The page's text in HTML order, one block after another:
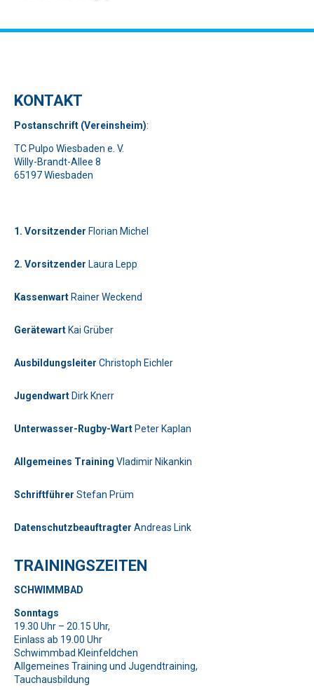
KONTAKT
Postanschrift (Vereinsheim):
TC Pulpo Wiesbaden e. V.
Willy-Brandt-Allee 8
65197 Wiesbaden
1. Vorsitzender Florian Michel
Stern.
2. Vorsitzender Laura Lepp
Flagge.
KassenwartRainer Weckend
Herz.
GerätewartKai Grüber
Bitte lasse dieses Feld leer.
Bitte beweise, dass du kein Spambot bist und wähle das Symbol
Flagge .
Ausbildungsleiter Christoph Eichler
Bitte beweise, dass du kein Spambot bist und wähle das Symbol
Auto.
JugendwartDirk Knerr
Bitte lasse dieses Feld leer.
Bitte beweise, dass du kein Spambot bist und wähle das Symbol
Flugzeug.
Unterwasser-Rugby-WartPeter Kaplan
Bitte lasse dieses Feld leer.
Bitte beweise, dass du kein Spambot bist und wähle das Symbol
Allgemeines Training Vladimir Nikankin
Schriftführer Stefan Prüm
Datenschutzbeauftragter Andreas Link
TRAININGSZEITEN
SCHWIMMBAD
Sonntags
19.30 Uhr – 20.15 Uhr,
Einlass ab 19.00 Uhr
Schwimmbad Kleinfeldchen
Allgemeines Training und Jugendtraining,
Tauchausbildung